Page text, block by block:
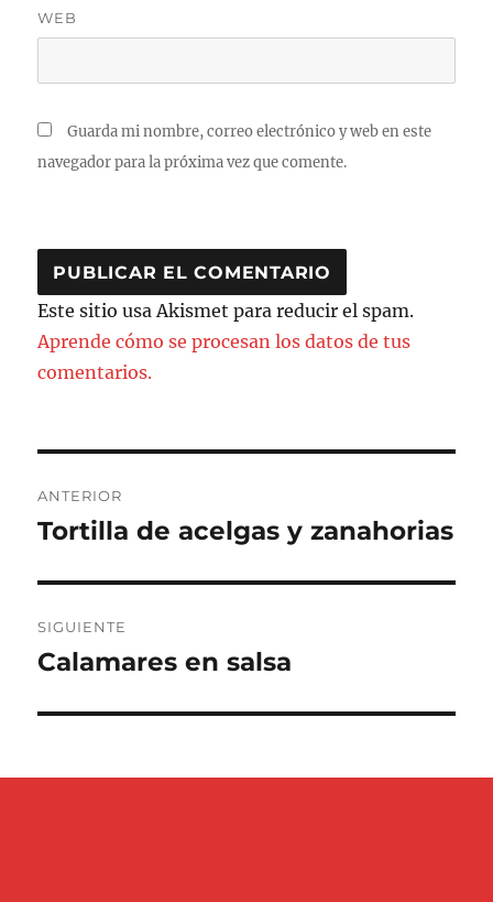
WEB
Guarda mi nombre, correo electrónico y web en este
navegador para la próxima vez que comente.
Este sitio usa Akismet para reducir el spam.
Aprende cómo se procesan los datos de tus
comentarios.
de
ANTERIOR
Entrada
Tortilla de acelgas y zanahorias
SIGUIENTE
Entrada
Calamares en salsa